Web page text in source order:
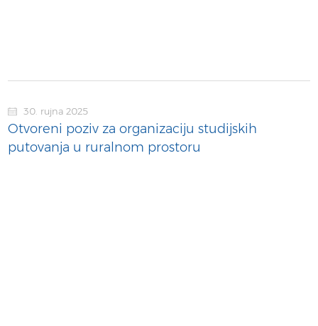
30. rujna 2025
Otvoreni poziv za organizaciju studijskih
putovanja u ruralnom prostoru